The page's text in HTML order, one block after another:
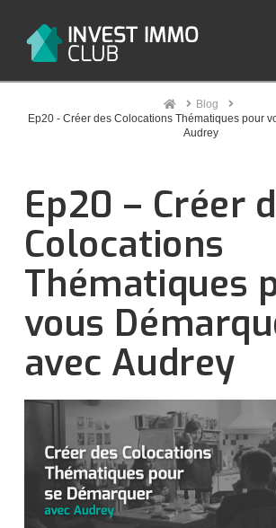
HomeBlog
Ep20 - Créer des Colocations Thématiques pour
Audrey
Ep20 – Créer
Colocations
Thématiques
vous
avec Audrey